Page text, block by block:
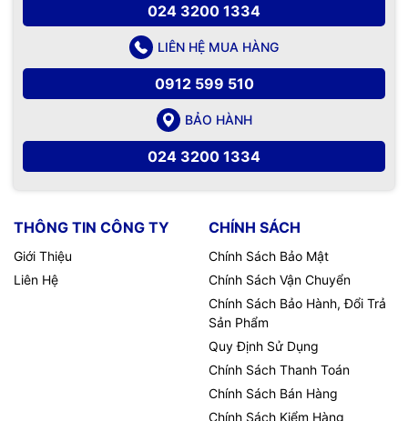
024 3200 1334
LIÊN HỆ MUA HÀNG
0912 599 510
BẢO HÀNH
024 3200 1334
THÔNG TIN CÔNG TY
Giới Thiệu
Liên Hệ
CHÍNH SÁCH
Chính Sách Bảo Mật
Chính Sách Vận Chuyển
Chính Sách Bảo Hành, Đổi Trả
Sản Phẩm
Quy Định Sử Dụng
Chính Sách Thanh Toán
Chính Sách Bán Hàng
Chính Sách Kiểm Hàng